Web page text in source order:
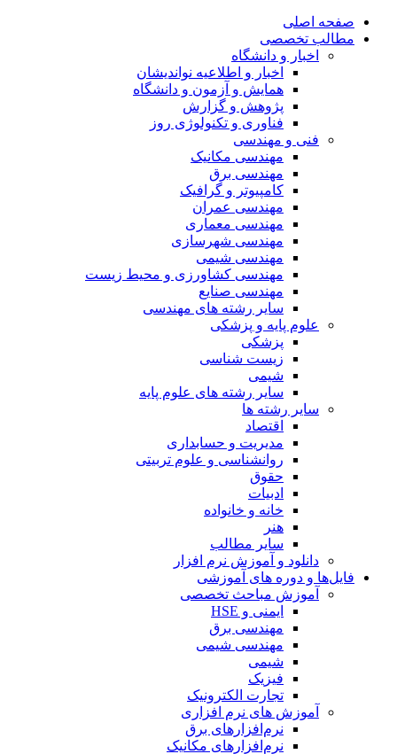
صفحه اصلی
مطالب تخصصی
اخبار و دانشگاه
اخبار و اطلاعیه نواندیشان
همایش و آزمون و دانشگاه
پژوهش و گزارش
فناوری و تکنولوژی روز
فنی و مهندسی
مهندسی مکانیک
مهندسی برق
کامپیوتر و گرافیک
مهندسی عمران
مهندسی معماری
مهندسی شهرسازی
مهندسی شیمی
مهندسی کشاورزی و محیط زیست
مهندسی صنایع
سایر رشته های مهندسی
علوم پایه و پزشکی
پزشکی
زیست شناسی
شیمی
سایر رشته های علوم پایه
سایر رشته ها
اقتصاد
مدیریت و حسابداری
روانشناسی و علوم تربیتی
حقوق
ادبیات
خانه و خانواده
هنر
سایر مطالب
دانلود و آموزش نرم افزار
فایل‌ها و دوره های آموزشی
آموزش مباحث تخصصی
ایمنی و HSE
مهندسی برق
مهندسی شیمی
شیمی
فیزیک
تجارت الکترونیک
آموزش های نرم افزاری
نرم‌افزارهای برق
نرم‌افزارهای مکانیک